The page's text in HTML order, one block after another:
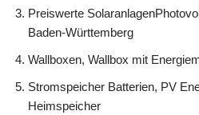
Preiswerte
Baden-Württemberg
Wallboxen, Wallbox mit
Stromspeicher Batterien, PV
Heimspeicher